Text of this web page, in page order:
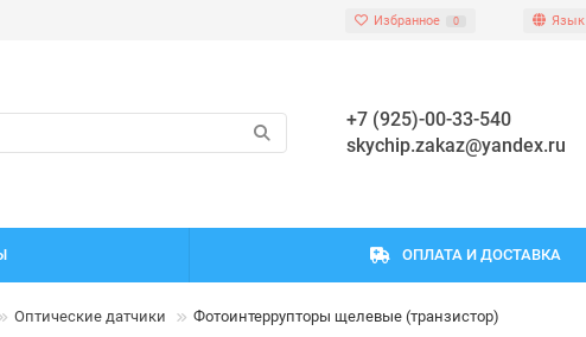
Избранное 0 Язык
+7 (925)-00-33-540
skychip.zakaz@yandex.ru
ОПЛАТА И ДОСТАВКА
Оптические датчики Фотоинтеррупторы щелевые (транзистор)